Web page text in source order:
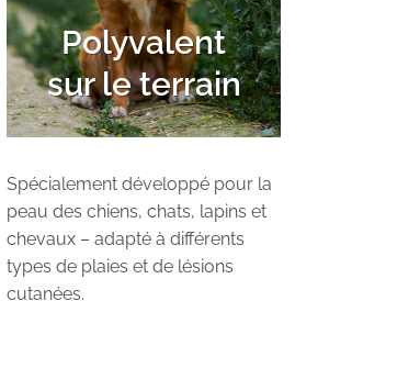
Polyvalent
sur le terrain
Spécialement développé pour la
peau des chiens, chats, lapins et
chevaux – adapté à différents
types de plaies et de lésions
cutanées.